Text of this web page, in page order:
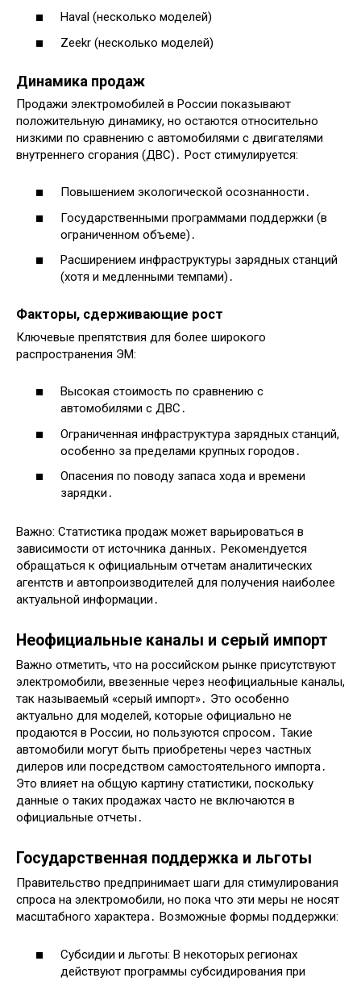
Haval (несколько моделей)
Zeekr (несколько моделей)
Динамика продаж
Продажи электромобилей в России показывают
положительную динамику, но остаются относительно
низкими по сравнению с автомобилями с двигателями
внутреннего сгорания (ДВС)․ Рост стимулируется:
Повышением экологической осознанности․
Государственными программами поддержки (в
ограниченном объеме)․
Расширением инфраструктуры зарядных станций
(хотя и медленными темпами)․
Факторы, сдерживающие рост
Ключевые препятствия для более широкого
распространения ЭМ:
Высокая стоимость по сравнению с
автомобилями с ДВС․
Ограниченная инфраструктура зарядных станций,
особенно за пределами крупных городов․
Опасения по поводу запаса хода и времени
зарядки․
Важно: Статистика продаж может варьироваться в
зависимости от источника данных․ Рекомендуется
обращаться к официальным отчетам аналитических
агентств и автопроизводителей для получения наиболее
актуальной информации․
Неофициальные каналы и серый импорт
Важно отметить, что на российском рынке присутствуют
электромобили, ввезенные через неофициальные каналы,
так называемый «серый импорт»․ Это особенно
актуально для моделей, которые официально не
продаются в России, но пользуются спросом․ Такие
автомобили могут быть приобретены через частных
дилеров или посредством самостоятельного импорта․
Это влияет на общую картину статистики, поскольку
данные о таких продажах часто не включаются в
официальные отчеты․
Государственная поддержка и льготы
Правительство предпринимает шаги для стимулирования
спроса на электромобили, но пока что эти меры не носят
масштабного характера․ Возможные формы поддержки:
Субсидии и льготы: В некоторых регионах
действуют программы субсидирования при